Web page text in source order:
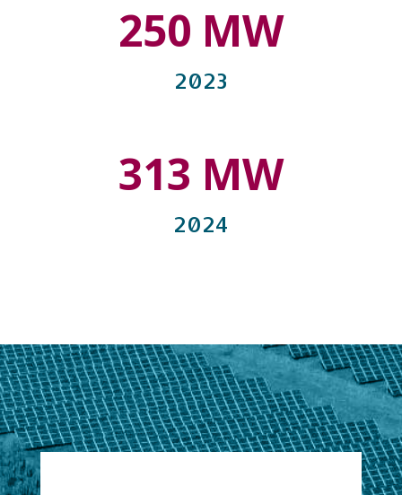
250 MW
2023
313 MW
2024